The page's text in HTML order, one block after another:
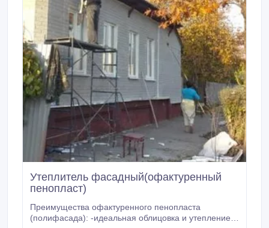
Утеплитель фасадный(офактуренный
пенопласт)
Преимущества офактуренного пенопласта
(полифасада): -идеальная облицовка и утепление